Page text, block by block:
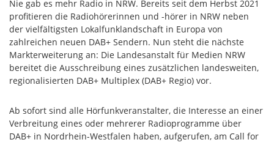
Nie gab es mehr Radio in NRW. Bereits seit dem Herbst 2021
profitieren die Radiohörerinnen und -hörer in NRW neben
der vielfältigsten Lokalfunklandschaft in Europa von
zahlreichen neuen DAB+ Sendern. Nun steht die nächste
Markterweiterung an: Die Landesanstalt für Medien NRW
bereitet die Ausschreibung eines zusätzlichen landesweiten,
regionalisierten DAB+ Multiplex (DAB+ Regio) vor.
Ab sofort sind alle Hörfunkveranstalter, die Interesse an einer
Verbreitung eines oder mehrerer Radioprogramme über
DAB+ in Nordrhein-Westfalen haben, aufgerufen, am Call for